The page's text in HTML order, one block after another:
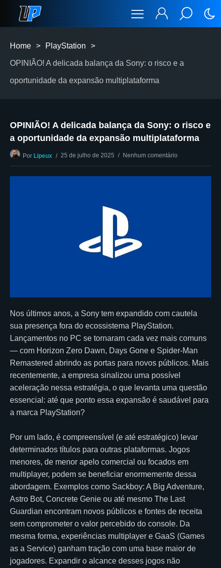
Home > PlayStation >
OPINIÃO! A delicada balança da Sony: o risco e a
oportunidade da expansão multiplataforma
OPINIÃO! A delicada balança da Sony: o risco e
a oportunidade da expansão multiplataforma
Por Lipeux 25 de julho de 2025 Nenhum comentário
Nos últimos anos, a Sony tem expandido com cautela
sua presença fora do ecossistema PlayStation.
Lançamentos no PC se tornaram cada vez mais comuns
— com Horizon Zero Dawn, Days Gone e Spider-Man
Remastered abrindo as portas para novos públicos. Mais
recentemente, a empresa sinalizou uma possível
aceleração nessa estratégia, o que levanta uma questão
essencial: até que ponto essa expansão é saudável para
a marca PlayStation?
Por um lado, é compreensível (e até estratégico) levar
determinados títulos para outras plataformas. Jogos
menores, de menor apelo comercial ou focados em
multiplayer, podem se beneficiar enormemente dessa
abordagem. Exemplos como Sackboy: A Big Adventure,
Astro Bot, Concrete Genie ou até mesmo The Last
Guardian encontram novos públicos e fontes de receita
sem comprometer o valor percebido do console. Da
mesma forma, experiências multiplayer e GaaS (Games
as a Service) ganham tração com uma base maior de
jogadores. Expandir o alcance desses jogos não